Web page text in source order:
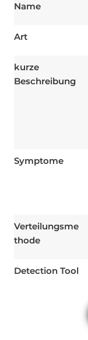
Name
Art
kurze
Beschreibung
Symptome
Verteilungsme
thode
Detection Tool